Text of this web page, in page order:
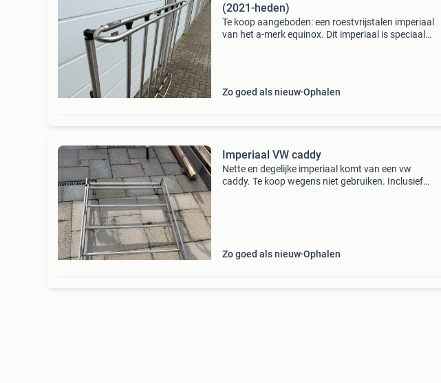
(2021-heden)
Te koop aangeboden: een roestvrijstalen imperiaal
van het a-merk equinox. Dit imperiaal is speciaal
Zo goed als nieuw Ophalen
Imperiaal VW caddy
Nette en degelijke imperiaal komt van een vw
caddy. Te koop wegens niet gebruiken. Inclusief
Zo goed als nieuw Ophalen